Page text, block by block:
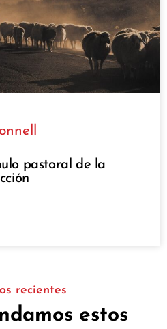
pastoral de la
recientes
estos